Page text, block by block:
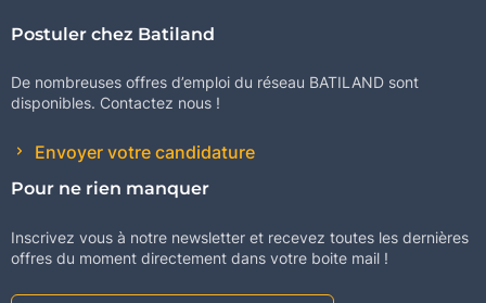
Postuler chez Batiland
De nombreuses offres d’emploi du réseau BATILAND sont
disponibles. Contactez nous !
Envoyer votre candidature
Pour ne rien manquer
Inscrivez vous à notre newsletter et recevez toutes les dernières
offres du moment directement dans votre boite mail !